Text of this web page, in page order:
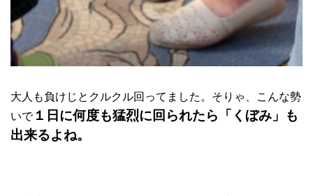
大人も負けじとクルクル回ってました。そりゃ、こんな勢
いで１日に何度も猛烈に回られたら「くぼみ」も
出来るよね。